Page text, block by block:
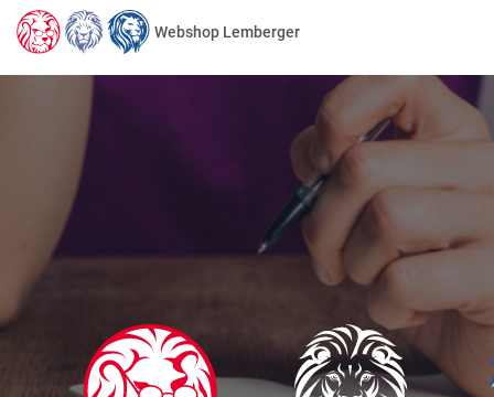
Webshop Lemberger